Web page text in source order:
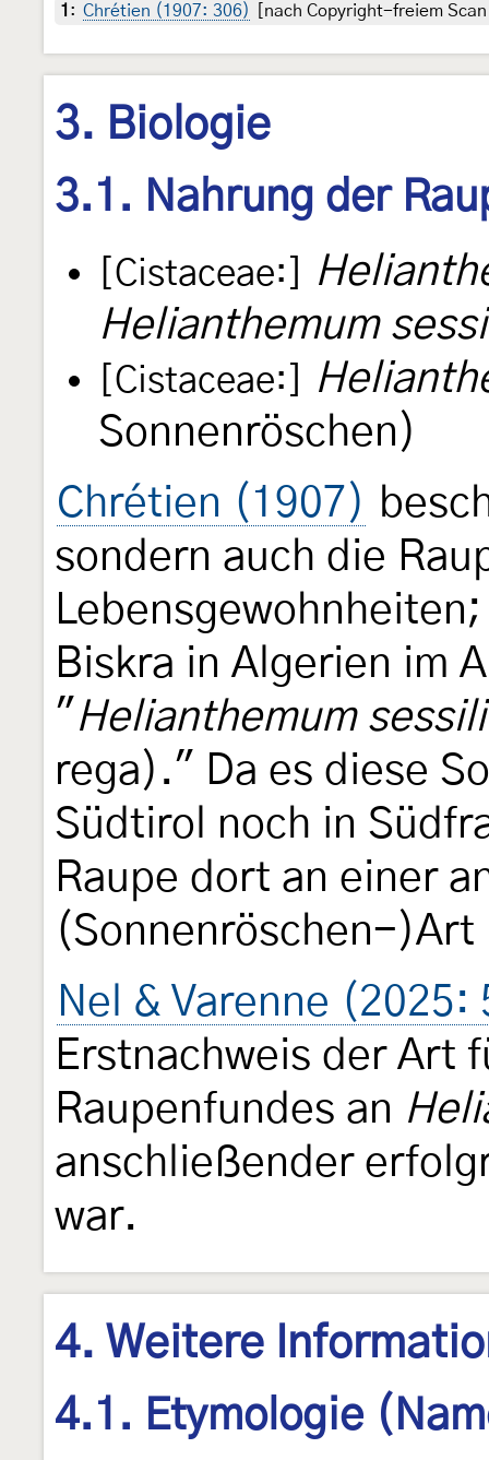
1 : Chrétien (1907: 306) [nach Copyright-freiem
3. Biologie
3.1. Nahrung der
[Cistaceae:]
Helianthemum
[Cistaceae:]
Sonnenröschen)
Chrétien (1907)
sondern auch die
Biskra in Algerien im
" Helianthemum
rega)." Da es diese
Südtirol noch in
Raupe dort an einer
(Sonnenröschen-)Art
Nel & Varenne (2025:
Erstnachweis der Art
Raupenfundes an
anschließender
war.
4. Weitere
4.1. Etymologie